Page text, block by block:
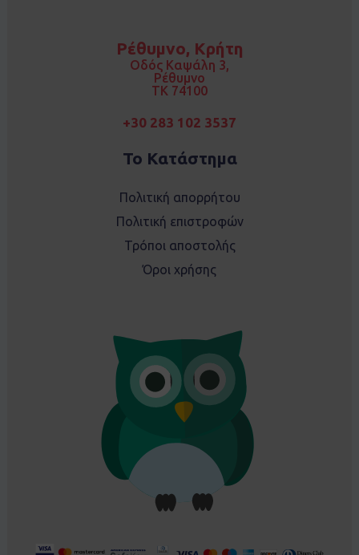
o
k
r
a
m
Ρέθυμνο, Κρήτη
Οδός Καψάλη 3,
Ρέθυμνο
TK 74100
+30 283 102 3537
Το Κατάστημα
Πολιτική απορρήτου
Πολιτική επιστροφών
Τρόποι αποστολής
Όροι χρήσης